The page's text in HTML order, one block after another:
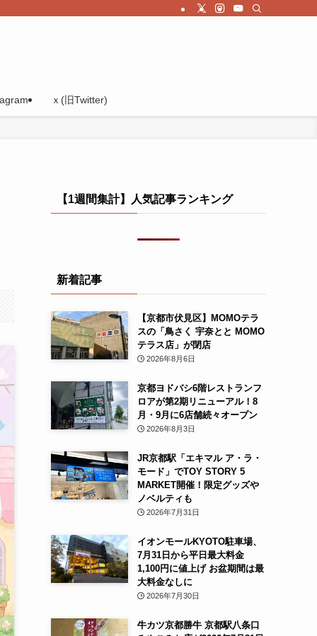
ｘ(旧Twitter)
【1週間集計】人気記事ランキング
新着記事
【京都市伏見区】MOMOテラ
スの「鳥さく 宇奈とと MOMO
テラス店」が閉店
2026年8月6日
京都ヨドバシ6階レストランフ
ロアが第2期リニューアル！8
月・9月に6店舗続々オープン
2026年8月3日
JR京都駅「エキマル ア・ラ・
モード」でTOY STORY 5
MARKET開催！限定グッズや
ノベルティも
2026年7月31日
イオンモールKYOTO駐車場、
7月31日から平日最大料金
1,100円に値上げ お盆期間は最
大料金なしに
2026年7月30日
牛カツ京都勝牛 京都駅八条口